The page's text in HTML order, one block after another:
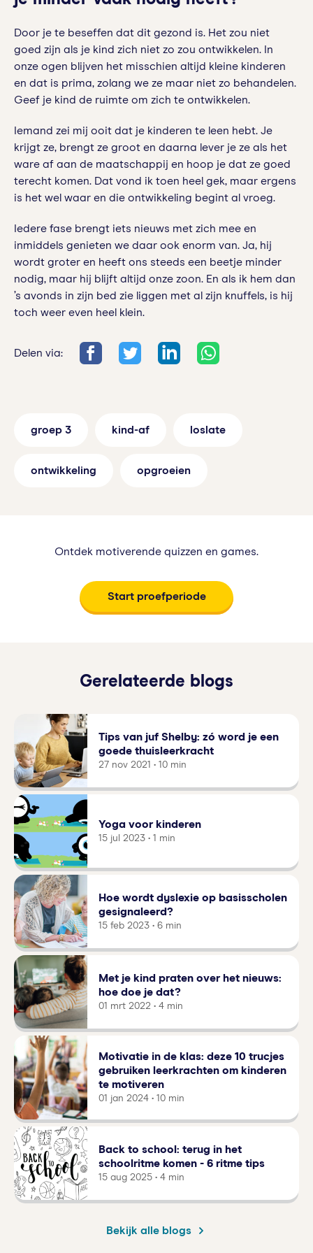
Door je te beseffen dat dit gezond is. Het zou niet
goed zijn als je kind zich niet zo zou ontwikkelen. In
onze ogen blijven het misschien altijd kleine kinderen
en dat is prima, zolang we ze maar niet zo behandelen.
Geef je kind de ruimte om zich te ontwikkelen.
Iemand zei mij ooit dat je kinderen te leen hebt. Je
krijgt ze, brengt ze groot en daarna lever je ze als het
ware af aan de maatschappij en hoop je dat ze goed
terecht komen. Dat vond ik toen heel gek, maar ergens
is het wel waar en die ontwikkeling begint al vroeg.
Iedere fase brengt iets nieuws met zich mee en
inmiddels genieten we daar ook enorm van. Ja, hij
wordt groter en heeft ons steeds een beetje minder
nodig, maar hij blijft altijd onze zoon. En als ik hem dan
’s avonds in zijn bed zie liggen met al zijn knuffels, is hij
toch weer even heel klein.
Delen via:
groep 3 kind-af loslate
ontwikkeling opgroeien
Ontdek motiverende quizzen en games.
Start proefperiode
Gerelateerde blogs
Tips van juf Shelby: zó word je een
goede thuisleerkracht
27 nov 2021 • 10 min
Yoga voor kinderen
15 jul 2023 • 1 min
Hoe wordt dyslexie op basisscholen
gesignaleerd?
15 feb 2023 • 6 min
Met je kind praten over het nieuws:
hoe doe je dat?
01 mrt 2022 • 4 min
Motivatie in de klas: deze 10 trucjes
gebruiken leerkrachten om kinderen
te motiveren
01 jan 2024 • 10 min
Back to school: terug in het
schoolritme komen - 6 ritme tips
15 aug 2025 • 4 min
Bekijk alle blogs